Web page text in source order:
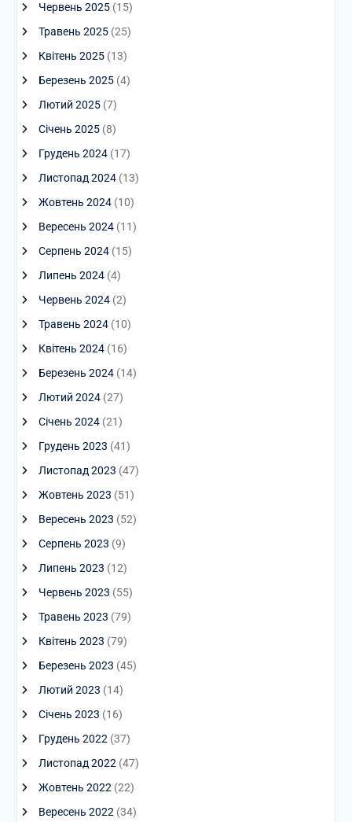
Червень 2025(15)
Травень 2025(25)
Квітень 2025(13)
Березень 2025(4)
Лютий 2025(7)
Січень 2025(8)
Грудень 2024(17)
Листопад 2024(13)
Жовтень 2024(10)
Вересень 2024(11)
Серпень 2024(15)
Липень 2024(4)
Червень 2024(2)
Травень 2024(10)
Квітень 2024(16)
Березень 2024(14)
Лютий 2024(27)
Січень 2024(21)
Грудень 2023 (41)
Листопад 2023 (47)
Жовтень 2023 (51)
Вересень 2023 (52)
Серпень 2023 (9)
Липень 2023 (12)
Червень 2023 (55)
Травень 2023 (79)
Квітень 2023 (79)
Березень 2023 (45)
Лютий 2023 (14)
Січень 2023 (16)
Грудень 2022 (37)
Листопад 2022 (47)
Жовтень 2022 (22)
Вересень 2022 (34)